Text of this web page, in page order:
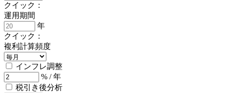
クイック：
運用期間
年
クイック：
複利計算頻度
インフレ調整
% / 年
税引き後分析